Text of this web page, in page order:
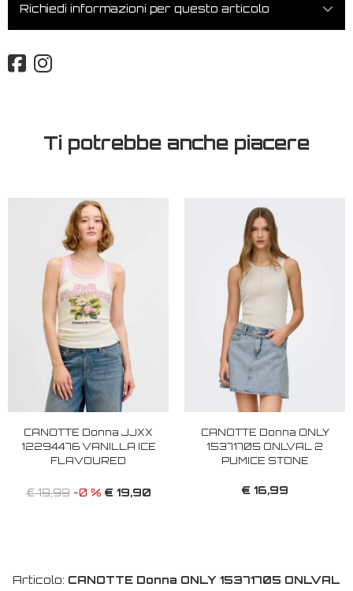
Richiedi informazioni per questo articolo
Ti potrebbe anche piacere
CANOTTE Donna JJXX
12294476 VANILLA ICE
FLAVOURED
€ 19,99-0 % € 19,90
CANOTTE Donna ONLY
15371705 ONLVAL 2
PUMICE STONE
€ 16,99
Articolo: CANOTTE Donna ONLY 15371705 ONLVAL